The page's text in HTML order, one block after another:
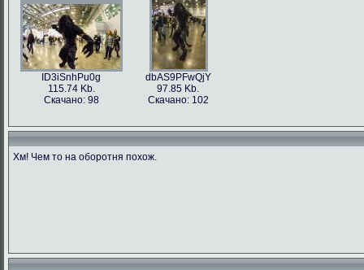
ID3iSnhPu0g
115.74 Kb.
Скачано: 98
dbAS9PFwQjY
97.85 Kb.
Скачано: 102
Хм! Чем то на оборотня похож.